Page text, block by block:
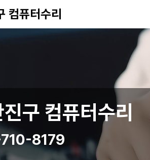
컴퓨터수리
구 컴퓨터수리
8179